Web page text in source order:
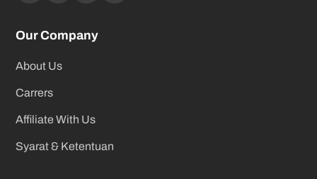
Our Company
About Us
Carrers
Affiliate With Us
Syarat & Ketentuan